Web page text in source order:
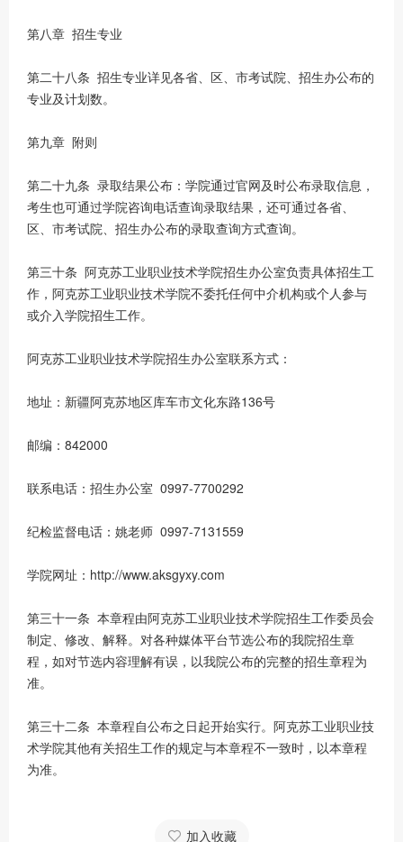
第八章 招生专业
第二十八条 招生专业详见各省、区、市考试院、招生办公布的
专业及计划数。
第九章 附则
第二十九条 录取结果公布：学院通过官网及时公布录取信息，
考生也可通过学院咨询电话查询录取结果，还可通过各省、
区、市考试院、招生办公布的录取查询方式查询。
第三十条 阿克苏工业职业技术学院招生办公室负责具体招生工
作，阿克苏工业职业技术学院不委托任何中介机构或个人参与
或介入学院招生工作。
阿克苏工业职业技术学院招生办公室联系方式：
地址：新疆阿克苏地区库车市文化东路136号
邮编：842000
联系电话：招生办公室 0997-7700292
纪检监督电话：姚老师 0997-7131559
学院网址：http://www.aksgyxy.com
第三十一条 本章程由阿克苏工业职业技术学院招生工作委员会
制定、修改、解释。对各种媒体平台节选公布的我院招生章
程，如对节选内容理解有误，以我院公布的完整的招生章程为
准。
第三十二条 本章程自公布之日起开始实行。阿克苏工业职业技
术学院其他有关招生工作的规定与本章程不一致时，以本章程
为准。
加入收藏